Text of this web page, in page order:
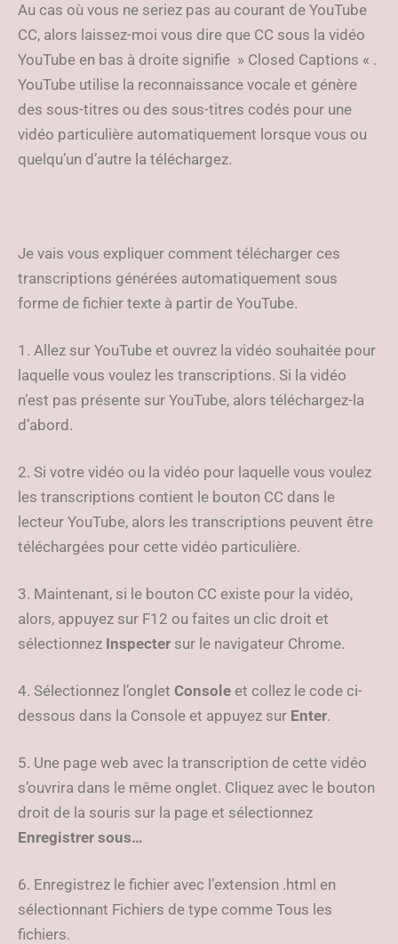
Au cas où vous ne seriez pas au courant de YouTube
CC, alors laissez-moi vous dire que CC sous la vidéo
YouTube en bas à droite signifie » Closed Captions « .
YouTube utilise la reconnaissance vocale et génère
des sous-titres ou des sous-titres codés pour une
vidéo particulière automatiquement lorsque vous ou
quelqu’un d’autre la téléchargez.
Je vais vous expliquer comment télécharger ces
transcriptions générées automatiquement sous
forme de fichier texte à partir de YouTube.
1. Allez sur YouTube et ouvrez la vidéo souhaitée pour
laquelle vous voulez les transcriptions. Si la vidéo
n’est pas présente sur YouTube, alors téléchargez-la
d’abord.
2. Si votre vidéo ou la vidéo pour laquelle vous voulez
les transcriptions contient le bouton CC dans le
lecteur YouTube, alors les transcriptions peuvent être
téléchargées pour cette vidéo particulière.
3. Maintenant, si le bouton CC existe pour la vidéo,
alors, appuyez sur F12 ou faites un clic droit et
sélectionnez Inspecter sur le navigateur Chrome.
4. Sélectionnez l’onglet Console et collez le code ci-
dessous dans la Console et appuyez sur Enter.
5. Une page web avec la transcription de cette vidéo
s’ouvrira dans le même onglet. Cliquez avec le bouton
droit de la souris sur la page et sélectionnez
Enregistrer sous…
6. Enregistrez le fichier avec l’extension .html en
sélectionnant Fichiers de type comme Tous les
fichiers.